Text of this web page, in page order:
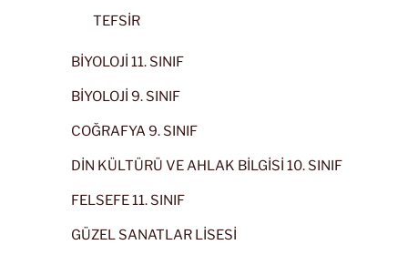
TEFSİR
BİYOLOJİ 11. SINIF
BİYOLOJİ 9. SINIF
COĞRAFYA 9. SINIF
DİN KÜLTÜRÜ VE AHLAK BİLGİSİ 10. SINIF
FELSEFE 11. SINIF
GÜZEL SANATLAR LİSESİ